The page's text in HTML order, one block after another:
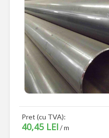
Pret (cu TVA):
40,45 LEI/ m